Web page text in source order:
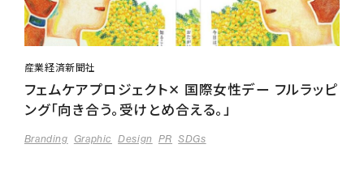
産業経済新聞社
フェムケアプロジェクト✕ 国際女性デー フルラッピ
ング「向き合う。受けとめ合える。」
Branding Graphic Design PR SDGs